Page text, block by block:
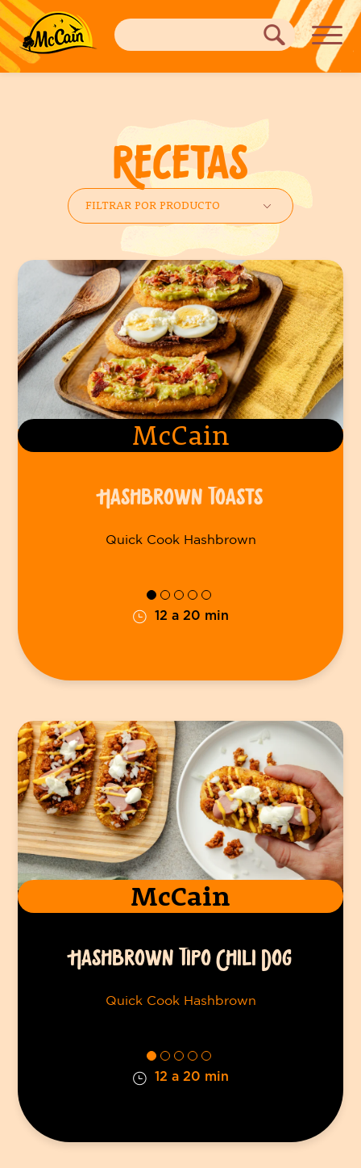
RECETAS
McCain
HASHBROWN TOASTS
Quick Cook Hashbrown
12 a 20 min
McCain
HASHBROWN TIPO CHILI DOG
Quick Cook Hashbrown
12 a 20 min